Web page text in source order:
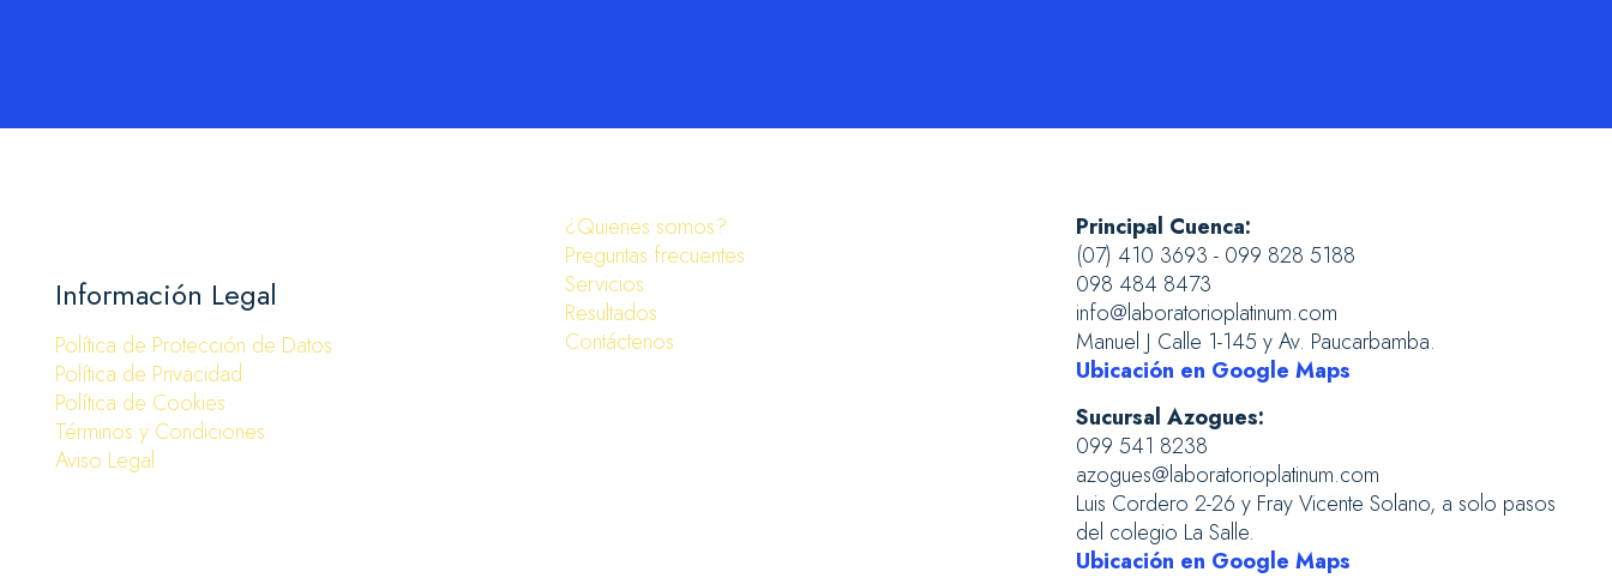
Información Legal
Política de Protección de Datos
Política de Privacidad
Política de Cookies
Términos y Condiciones
Aviso Legal
¿Quienes somos?
Preguntas frecuentes
Servicios
Resultados
Contáctenos
Principal Cuenca:
(07) 410 3693 - 099 828 5188
098 484 8473
info@laboratorioplatinum.com
Manuel J Calle 1-145 y Av. Paucarbamba.
Ubicación en Google Maps
Sucursal Azogues:
099 541 8238
azogues@laboratorioplatinum.com
Luis Cordero 2-26 y Fray Vicente Solano, a solo pasos
del colegio La Salle.
Ubicación en Google Maps